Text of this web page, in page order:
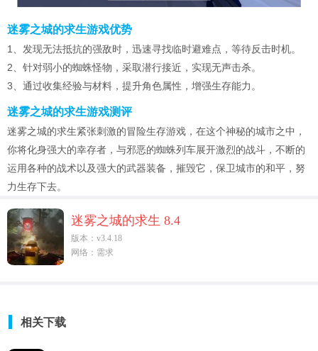
迷雾之城的求生游戏优势
1、发现无法抵抗的强敌时，迅速寻找临时避难点，等待反击时机。
2、针对弱小的蜘蛛怪物，采取潜行接近，实现无声击杀。
3、通过收集经验与材料，提升角色属性，增强生存能力。
迷雾之城的求生游戏测评
迷雾之城的求生紧张刺激的冒险生存游戏，在这个神秘的城市之中，
你将化身强大的幸存者，与邪恶的蜘蛛列车展开激烈的战斗，不断的
运用各种的战术以及强大的武器装备，摧毁它，保卫城市的和平，努
力生存下去。
迷雾之城的求生 8.4
版本：v3.4.18
网络：需求
相关下载